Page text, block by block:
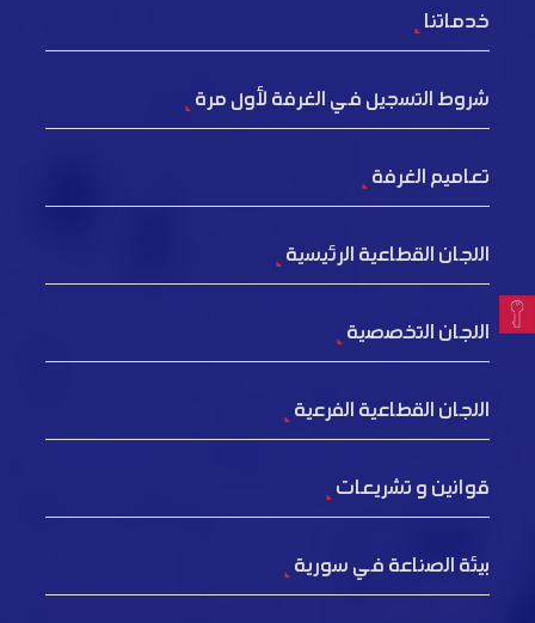
خدماتنا
شروط التسجيل في الغرفة لأول مرة
تعاميم الغرفة
اللجان القطاعية الرئيسية
اللجان التخصصية
اللجان القطاعية الفرعية
قوانين و تشريعات
بيئة الصناعة في سورية